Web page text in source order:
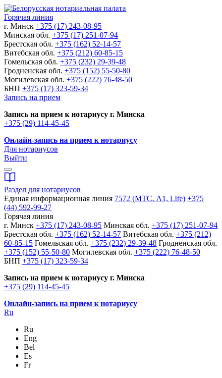
Горячая линия
г. Минск +375 (17) 243-08-95
Минская обл. +375 (17) 251-07-94
Брестская обл. +375 (162) 52-14-57
Витебская обл. +375 (212) 60-85-15
Гомельская обл. +375 (232) 29-39-48
Гродненская обл. +375 (152) 55-50-80
Могилевская обл. +375 (222) 76-48-50
БНП +375 (17) 323-59-34
Запись на прием
Запись на прием к нотариусу г. Минска
+375 (29) 114-45-45
Онлайн-запись на прием к нотариусу
Для нотариусов
Выйти
Раздел для нотариусов
Единая информационная линия 7572 (МТС, A1, Life) +375
(44) 592-99-27
Горячая линия
г. Минск +375 (17) 243-08-95 Минская обл. +375 (17) 251-07-94
Брестская обл. +375 (162) 52-14-57 Витебская обл. +375 (212)
60-85-15 Гомельская обл. +375 (232) 29-39-48 Гродненская обл.
+375 (152) 55-50-80 Могилевская обл. +375 (222) 76-48-50
БНП +375 (17) 323-59-34
Запись на прием к нотариусу г. Минска
+375 (29) 114-45-45
Онлайн-запись на прием к нотариусу
Ru
Ru
Eng
Bel
Es
Fr